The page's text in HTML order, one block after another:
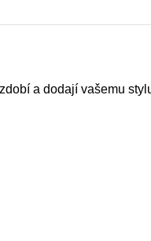
a dodají vašemu